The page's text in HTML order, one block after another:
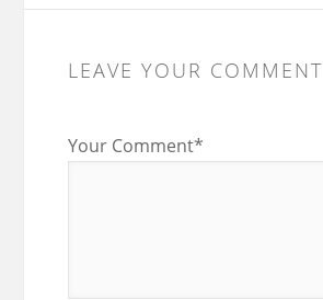
LEAVE YOUR COMMENT
Your Comment*